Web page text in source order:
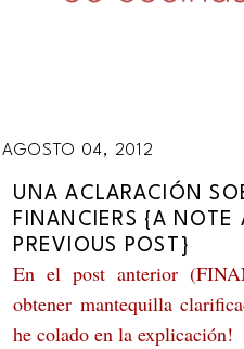
AGOSTO 04, 2012
UNA ACLARACIÓN
FINANCIERS {A NOTE
PREVIOUS POST}
En el post anterior
obtener mantequilla
he colado en la explicación!